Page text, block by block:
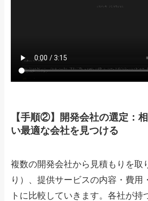
【手順②】開発会社の選定：
い最適な会社を見つける
複数の開発会社から見積もりを取
り）、提供サービスの内容・費用
トに比較していきます。各社が持